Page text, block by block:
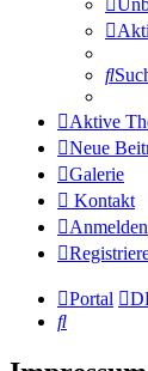
Aktive
Neue
Galerie
Kontakt
Anmelden
Portal
Suche